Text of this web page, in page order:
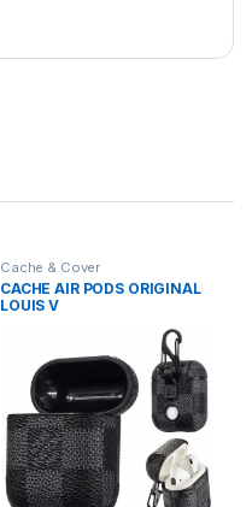
Cache & Cover
CACHE AIR PODS ORIGINAL
LOUIS V